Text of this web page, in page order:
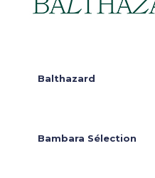
Balthazard
Bambara Sélection